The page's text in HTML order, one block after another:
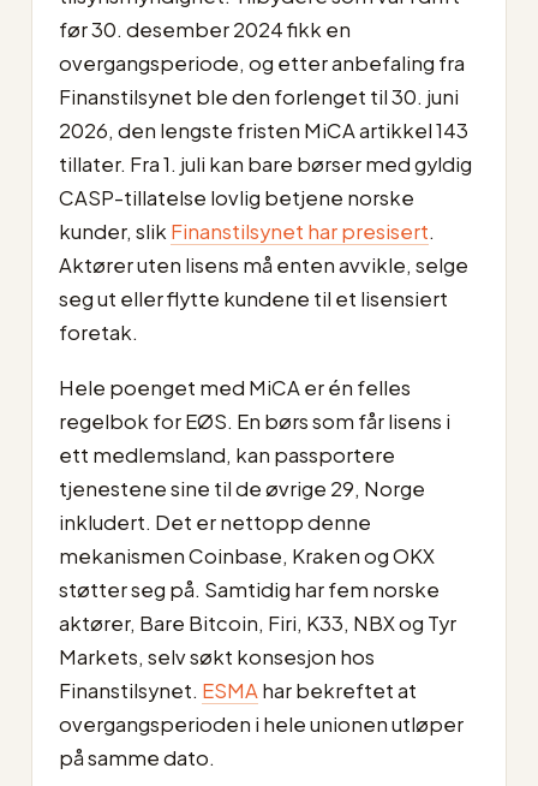
før 30. desember 2024 fikk en
overgangsperiode, og etter anbefaling fra
Finanstilsynet ble den forlenget til 30. juni
2026, den lengste fristen MiCA artikkel 143
tillater. Fra 1. juli kan bare børser med gyldig
CASP-tillatelse lovlig betjene norske
kunder, slik Finanstilsynet har presisert.
Aktører uten lisens må enten avvikle, selge
seg ut eller flytte kundene til et lisensiert
foretak.
Hele poenget med MiCA er én felles
regelbok for EØS. En børs som får lisens i
ett medlemsland, kan passportere
tjenestene sine til de øvrige 29, Norge
inkludert. Det er nettopp denne
mekanismen Coinbase, Kraken og OKX
støtter seg på. Samtidig har fem norske
aktører, Bare Bitcoin, Firi, K33, NBX og Tyr
Markets, selv søkt konsesjon hos
Finanstilsynet. ESMA har bekreftet at
overgangsperioden i hele unionen utløper
på samme dato.